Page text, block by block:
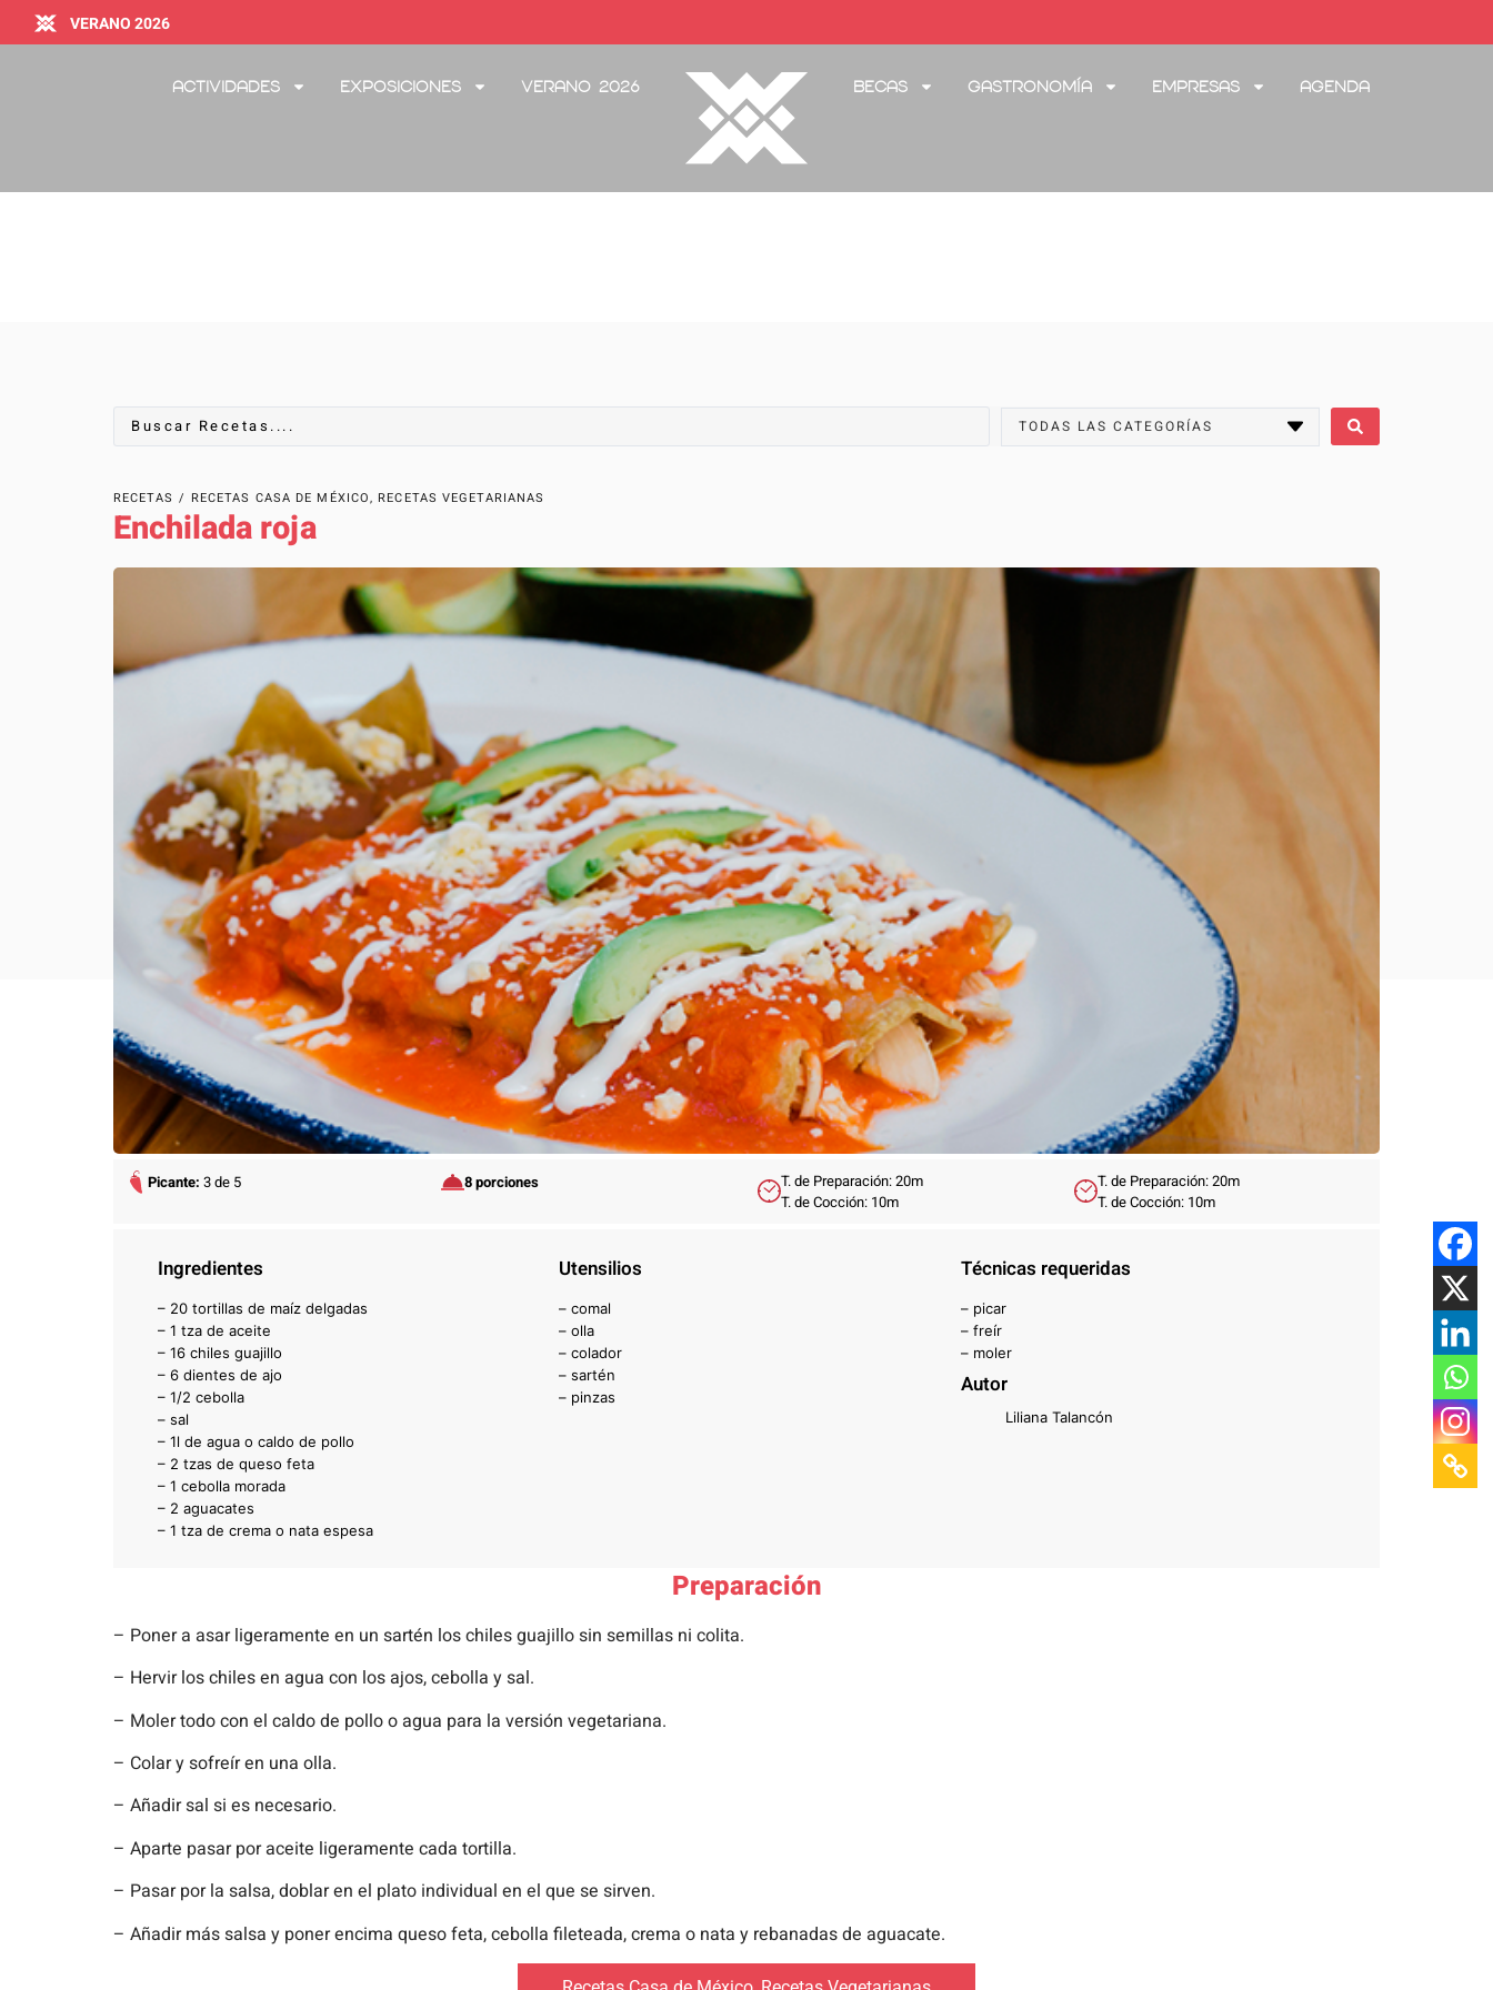
VERANO 2026
Actividades Exposiciones Verano 2026 Becas Gastronomía Empresas Agenda
RECETAS / RECETAS CASA DE MÉXICO, RECETAS VEGETARIANAS
Enchilada roja
Picante: 3 de 5 8 porciones
T. de Preparación: 20m
T. de Cocción: 10m
T. de Preparación: 20m
T. de Cocción: 10m
Ingredientes
– 20 tortillas de maíz delgadas
– 1 tza de aceite
– 16 chiles guajillo
– 6 dientes de ajo
– 1/2 cebolla
– sal
– 1l de agua o caldo de pollo
– 2 tzas de queso feta
– 1 cebolla morada
– 2 aguacates
– 1 tza de crema o nata espesa
Utensilios
– comal
– olla
– colador
– sartén
– pinzas
Técnicas requeridas
– picar
– freír
– moler
Autor
Liliana Talancón
Preparación
– Poner a asar ligeramente en un sartén los chiles guajillo sin semillas ni colita.
– Hervir los chiles en agua con los ajos, cebolla y sal.
– Moler todo con el caldo de pollo o agua para la versión vegetariana.
– Colar y sofreír en una olla.
– Añadir sal si es necesario.
– Aparte pasar por aceite ligeramente cada tortilla.
– Pasar por la salsa, doblar en el plato individual en el que se sirven.
– Añadir más salsa y poner encima queso feta, cebolla fileteada, crema o nata y rebanadas de aguacate.